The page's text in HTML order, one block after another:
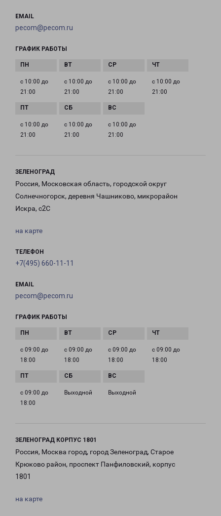
EMAIL
pecom@pecom.ru
ГРАФИК РАБОТЫ
с 10:00 до
21:00
с 10:00 до
21:00
с 10:00 до
21:00
с 10:00 до
21:00
с 10:00 до
21:00
с 10:00 до
21:00
с 10:00 до
21:00
ЗЕЛЕНОГРАД
Россия, Московская область, городской округ
Солнечногорск, деревня Чашниково, микрорайон
Искра, с2С
на карте
ТЕЛЕФОН
+7(495) 660-11-11
EMAIL
pecom@pecom.ru
ГРАФИК РАБОТЫ
с 09:00 до
18:00
с 09:00 до
18:00
с 09:00 до
18:00
с 09:00 до
18:00
с 09:00 до
18:00
Выходной Выходной
ЗЕЛЕНОГРАД КОРПУС 1801
Россия, Москва город, город Зеленоград, Старое
Крюково район, проспект Панфиловский, корпус
1801
на карте